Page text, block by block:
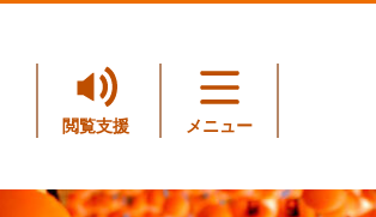
閲覧支援 メニュー